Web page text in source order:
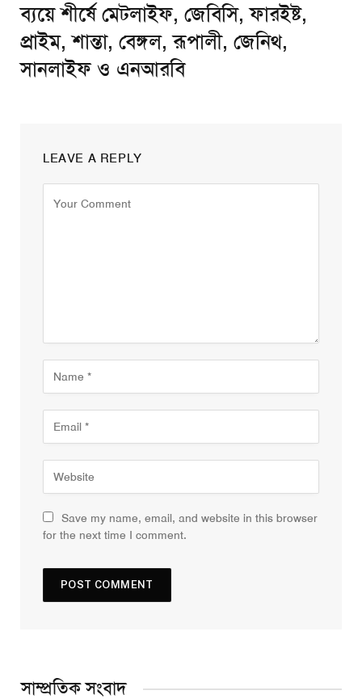
ব্যয়ে শীর্ষে মেটলাইফ, জেবিসি, ফারইষ্ট,
প্রাইম, শান্তা, বেঙ্গল, রূপালী, জেনিথ,
সানলাইফ ও এনআরবি
LEAVE A REPLY
Save my name, email, and website in this browser
for the next time I comment.
সাম্প্রতিক সংবাদ